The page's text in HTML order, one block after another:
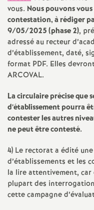
vous. Nous pouvons
contestation, à rédiger
9/05/2025 (phase 2),
adressé au recteur
d’établissement, daté,
format PDF. Elles
ARCOVAL.
La circulaire précise que
d’établissement pourra
contester les autres
ne peut être contesté.
4) Le rectorat a édité une
d’établissements et les
la lire attentivement,
plupart des
cette campagne